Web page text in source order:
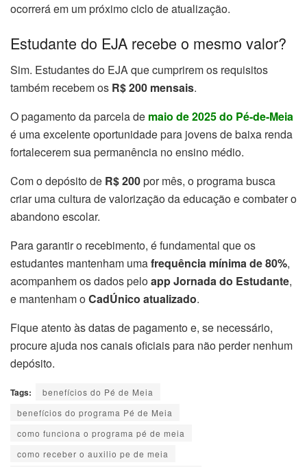
ocorrerá em um próximo ciclo de atualização.
Estudante do EJA recebe o mesmo valor?
Sim. Estudantes do EJA que cumprirem os requisitos
também recebem os R$ 200 mensais.
O pagamento da parcela de maio de 2025 do Pé-de-Meia
é uma excelente oportunidade para jovens de baixa renda
fortalecerem sua permanência no ensino médio.
Com o depósito de R$ 200por mês, o programa busca
criar uma cultura de valorização da educação e combater o
abandono escolar.
Para garantir o recebimento, é fundamental que os
estudantes mantenham umafrequência mínima de 80%,
acompanhem os dados peloapp Jornada do Estudante,
e mantenham oCadÚnico atualizado.
Fique atento às datas de pagamento e, se necessário,
procure ajuda nos canais oficiais para não perder nenhum
depósito.
Tags:
benefícios do Pé de Meia
benefícios do programa Pé de Meia
como funciona o programa pé de meia
como receber o auxilio pe de meia